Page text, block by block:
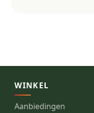
WINKEL
Aanbiedingen